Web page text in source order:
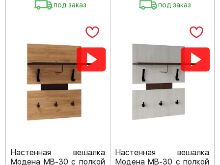
под заказ под заказ
Настенная вешалка
Модена МВ-30 с полкой
Настенная вешалка
Модена МВ-30 с полкой